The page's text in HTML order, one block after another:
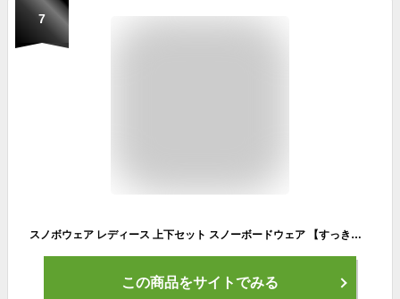
7
スノボウェア レディース 上下セット スノーボードウェア 【すっきりシルエット】BOARDEE OT41W×OB41W 20,000mm 耐水 ボーディー
この商品をサイトでみる